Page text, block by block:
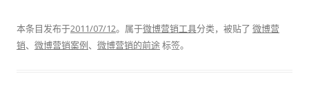
本条目发布于2011/07/12。属于微博营销工具分类，被贴了 微博营
销、 微博营销案例、 微博营销的前途标签。